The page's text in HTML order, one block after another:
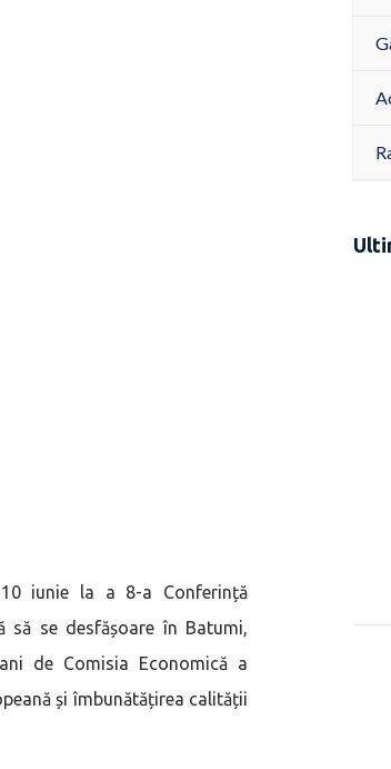
10 iunie la a 8-a Conferință
să se desfășoare în Batumi,
de Comisia Economică a
și îmbunătățirea calității